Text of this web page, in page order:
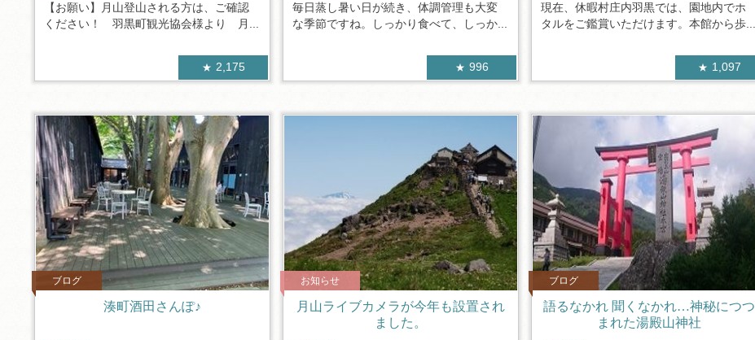
【お願い】月山登山される方は、ご確認
ください！ 羽黒町観光協会様より 月...
2,175
毎日蒸し暑い日が続き、体調管理も大変
な季節ですね。しっかり食べて、しっか...
996
現在、休暇村庄内羽黒では、園地内でホ
タルをご鑑賞いただけます。本館から歩...
1,097
ブログ
湊町酒田さんぽ♪
お知らせ
月山ライブカメラが今年も設置され
ました。
ブログ
語るなかれ 聞くなかれ…神秘につつ
まれた湯殿山神社